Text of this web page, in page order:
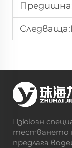
Предишна:
Следваща:
Цзююан
тестването
предлага